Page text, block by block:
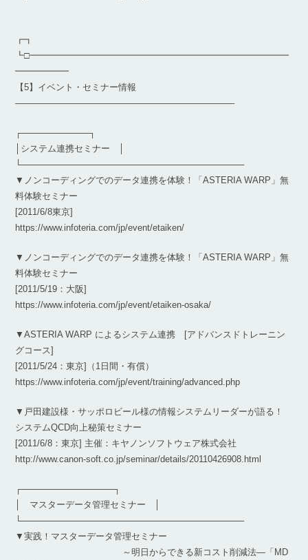
┏┓
┗□━━━━━━━━━━━━━━━━━━━━━━━━━━━━━
━━━━━━
【5】イベント・セミナー情報
————————————————————————–
┌───────────┐
│システム連携セミナー │
└────────────────────────────────────
▼ノンコーディングでのデータ連携を体験！「ASTERIA WARP」無
料体験セミナー
[2011/6/8東京]
https://www.infoteria.com/jp/event/etaiken/
▼ノンコーディングでのデータ連携を体験！「ASTERIA WARP」無
料体験セミナー
[2011/5/19：大阪]
https://www.infoteria.com/jp/event/etaiken-osaka/
▼ASTERIA WARP によるシステム連携 [アドバンスドトレーニン
グコース]
[2011/5/24：東京]（1日間・有償）
https://www.infoteria.com/jp/event/training/advanced.php
▼戸田建設様・サッポロビール様の情報システムリーダーが語る！
システムQCD向上秘策セミナー
[2011/6/8：東京] 主催：キヤノンソフトウェア株式会社
http://www.canon-soft.co.jp/seminar/details/20110426908.html
┌───────────────┐
│ マスターデータ管理セミナー │
└────────────────────────────────────
▼実践！マスターデータ管理セミナー
～明日からできる新コスト削減法―「MD